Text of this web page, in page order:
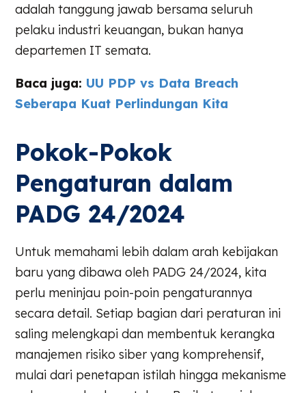
adalah tanggung jawab bersama seluruh
pelaku industri keuangan, bukan hanya
departemen IT semata.
Baca juga: UU PDP vs Data Breach
Seberapa Kuat Perlindungan Kita
Pokok-Pokok
Pengaturan dalam
PADG 24/2024
Untuk memahami lebih dalam arah kebijakan
baru yang dibawa oleh PADG 24/2024, kita
perlu meninjau poin-poin pengaturannya
secara detail. Setiap bagian dari peraturan ini
saling melengkapi dan membentuk kerangka
manajemen risiko siber yang komprehensif,
mulai dari penetapan istilah hingga mekanisme